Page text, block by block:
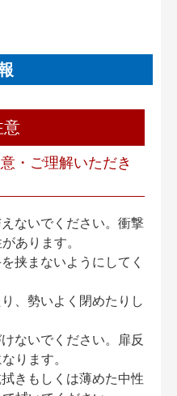
意
・ご理解いただき
ないでください。衝撃
あります。
挟まないようにしてく
、勢いよく閉めたりし
ないでください。扉反
ります。
きもしくは薄めた中性